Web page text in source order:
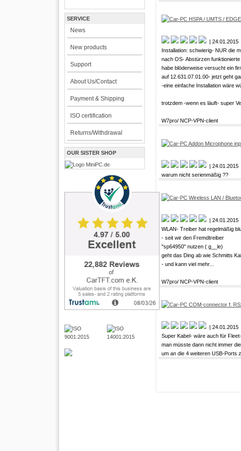
SERVICE
News
New products
Support
About Us/Contact
Payment & Shipping
ISO certification
Returns/Withdrawal
OUR SISTER SHOP
| 24.01.2015
Installation: schwierig- NUR die
nach OS- Abstürzen
habe blöderweise versucht ein
auf 12.631.07.01.00- jetzt geht
-eine einfache Installation wäre
trotzdem -wenn es läuft- super
W7pro/ NCP-VPN-client
| 24.01.2015
warum nicht serienmäßig ??
| 24.01.2015
WLAN- Treiber hat regelmäßig
- seit wir den Fremdtreiber
"sp64950" nutzen ( g__le)
geht das Ding ab wie Schmitts
- und kann viel mehr...
W7pro/ NCP-VPN-client
| 24.01.2015
Super Kabel- wäre auch für
man müsste dann nicht immer
um an die 4 weiteren USB-Ports